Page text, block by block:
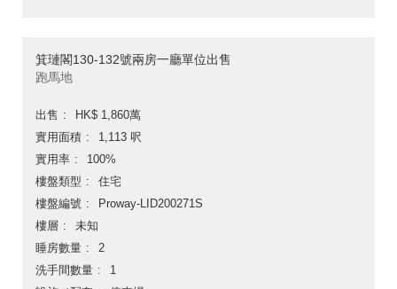
箕璉閣130-132號兩房一廳單位出售
跑馬地
出售
HK$ 1,860萬
實用面積
1,113 呎
實用率
100%
樓盤類型
住宅
樓盤編號
Proway-LID200271S
樓層
未知
睡房數量
2
洗手間數量
1